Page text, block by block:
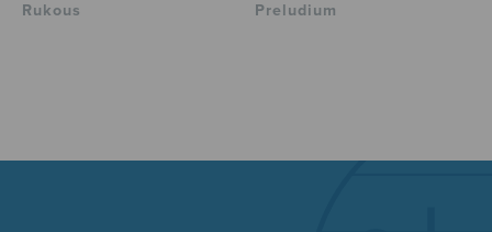
Rukous Preludium